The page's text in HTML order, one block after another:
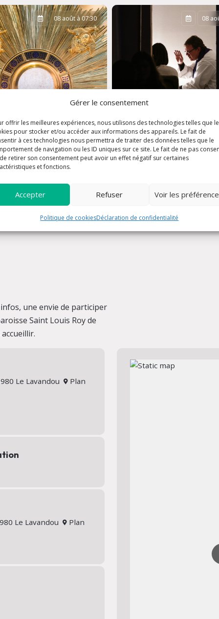
Gérer le consentement
offrir les meilleures expériences, nous utilisons des technologies telles que
pour stocker et/ou accéder aux informations des appareils. Le fait de
à ces technologies nous permettra de traiter des données telles que le
de navigation ou les ID uniques sur ce site. Le fait de ne pas
retirer son consentement peut avoir un effet négatif sur certaines
et fonctions.
Accepter Refuser Voir les
Politique de cookiesDéclaration de confidentialité
08 août à 07:30 08
une envie de participer
Saint Louis Roy de
Le Lavandou
Plan
Le Lavandou
Plan